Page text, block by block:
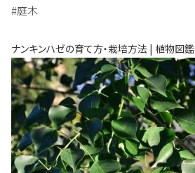
#庭木
ナンキンハゼの育て方・栽培方法 | 植物図鑑